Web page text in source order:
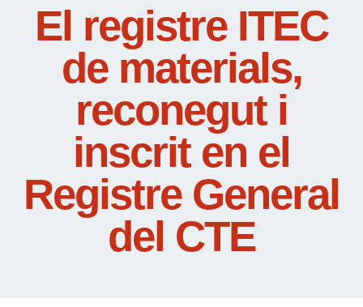
El registre ITEC
de materials,
reconegut i
inscrit en el
Registre General
del CTE